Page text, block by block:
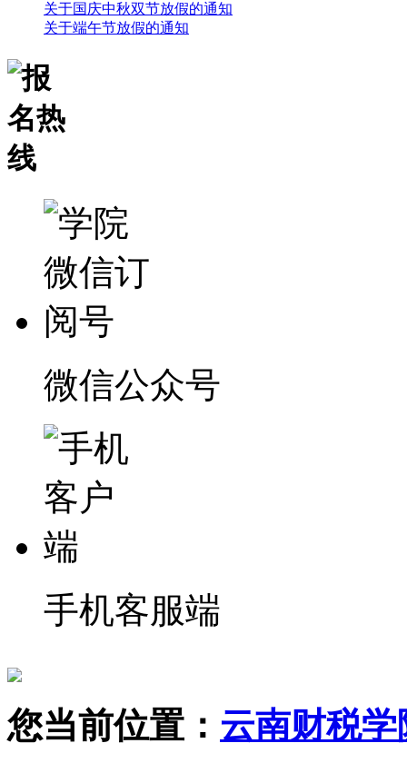
关于国庆中秋双节放假的通知
关于端午节放假的通知
微信公众号
手机客服端
您当前位置： 云南财税学